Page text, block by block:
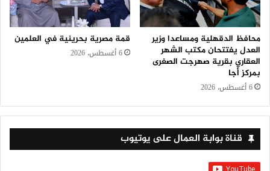
محافظ الدقهلية ومساعدا وزير
العدل يفتتحان مكتب الشهر
العقاري بقرية صهرجت الصغرى
بمركز أجا
6 أغسطس، 2026
قمة مصرية بحرينية في العلمين
6 أغسطس، 2026
قناة بوابة العمال على يوتيوب